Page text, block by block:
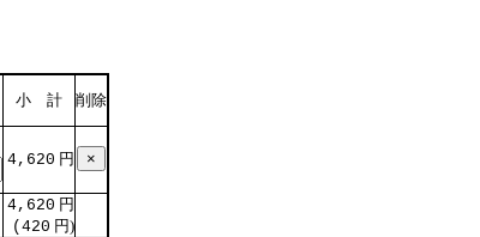
小 計
削除
4,620 円
4,620 円
(420 円)